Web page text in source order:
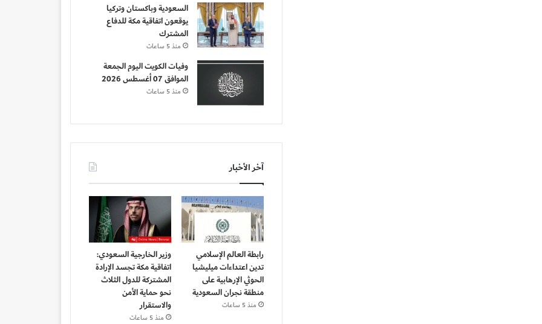
السعودية وباكستان وتركيا
يوقعون اتفاقية مكة للدفاع
المشترك
منذ 5 ساعات
وفيات الكويت اليوم الجمعة
الموافق 07 أغسطس 2026
منذ 5 ساعات
آخر الأخبار
رابطة العالم الإسلامي
تدين اعتداءات ميليشيا
الحوثي الإرهابية على
منطقة نجران السعودية
منذ 5 ساعات
وزير الخارجية السعودي:
اتفاقية مكة تجسد الإرادة
المشتركة للدول الثلاث
نحو حماية الأمن
والاستقرار
منذ 5 ساعات